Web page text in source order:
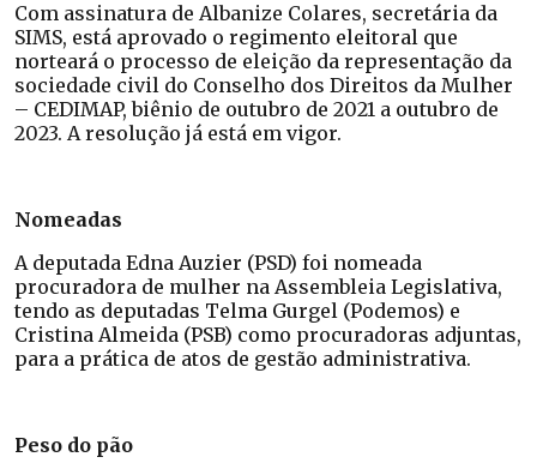
Com assinatura de Albanize Colares, secretária da
SIMS, está aprovado o regimento eleitoral que
norteará o processo de eleição da representação da
sociedade civil do Conselho dos Direitos da Mulher
– CEDIMAP, biênio de outubro de 2021 a outubro de
2023. A resolução já está em vigor.
Nomeadas
A deputada Edna Auzier (PSD) foi nomeada
procuradora de mulher na Assembleia Legislativa,
tendo as deputadas Telma Gurgel (Podemos) e
Cristina Almeida (PSB) como procuradoras adjuntas,
para a prática de atos de gestão administrativa.
Peso do pão